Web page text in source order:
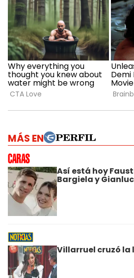
MÁS EN
Así está hoy
Bargiela y
Villarruel cruzó la